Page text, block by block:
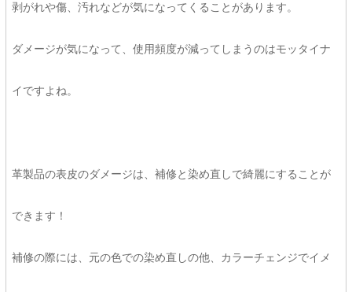
剥がれや傷、汚れなどが気になってくることがあります。
ダメージが気になって、使用頻度が減ってしまうのはモッタイナ
イですよね。
革製品の表皮のダメージは、補修と染め直しで綺麗にすることが
できます！
補修の際には、元の色での染め直しの他、カラーチェンジでイメ